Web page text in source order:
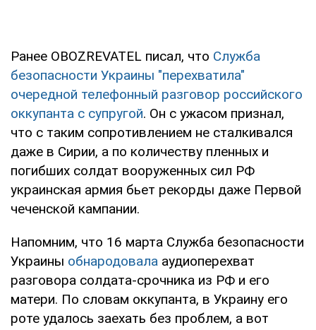
Ранее OBOZREVATEL писал, что Служба
безопасности Украины "перехватила"
очередной телефонный разговор российского
оккупанта с супругой. Он с ужасом признал,
что с таким сопротивлением не сталкивался
даже в Сирии, а по количеству пленных и
погибших солдат вооруженных сил РФ
украинская армия бьет рекорды даже Первой
чеченской кампании.
Напомним, что 16 марта Служба безопасности
Украины обнародовала аудиоперехват
разговора солдата-срочника из РФ и его
матери. По словам оккупанта, в Украину его
роте удалось заехать без проблем, а вот